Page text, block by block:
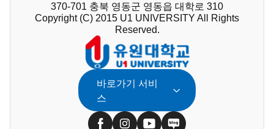
370-701 충북 영동군 영동읍 대학로 310
Copyright (C) 2015 U1 UNIVERSITY All Rights
Reserved.
바로가기 서비
스